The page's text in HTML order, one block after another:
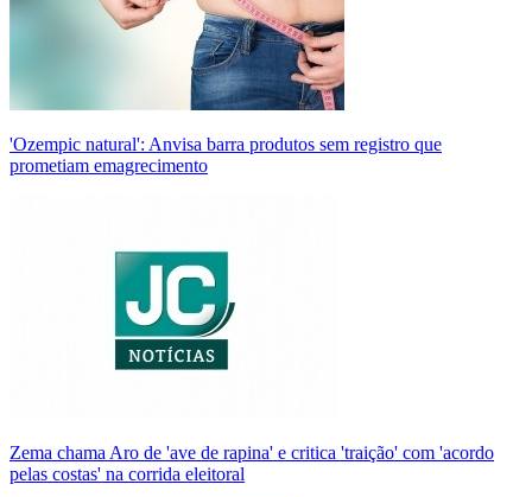
'Ozempic natural': Anvisa barra produtos sem registro que
prometiam emagrecimento
Zema chama Aro de 'ave de rapina' e critica 'traição' com 'acordo
pelas costas' na corrida eleitoral